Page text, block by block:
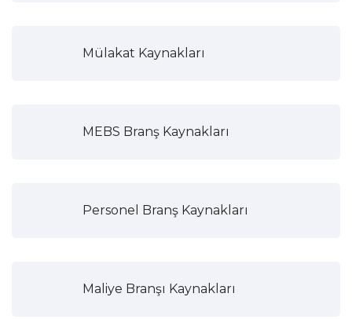
Mülakat Kaynakları
MEBS Branş Kaynakları
Personel Branş Kaynakları
Maliye Branşı Kaynakları